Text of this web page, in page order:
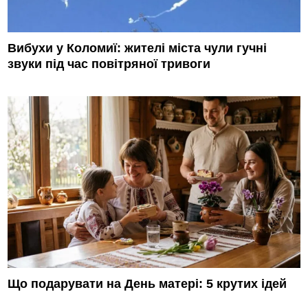
Вибухи у Коломиї: жителі міста чули гучні
звуки під час повітряної тривоги
Що подарувати на День матері: 5 крутих ідей